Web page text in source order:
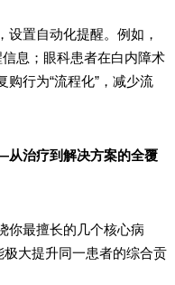
置自动化提醒。例如，
息；眼科患者在白内障术
购行为“流程化”，减少流
治疗到解决方案的全覆
最擅长的几个核心病
极大提升同一患者的综合贡